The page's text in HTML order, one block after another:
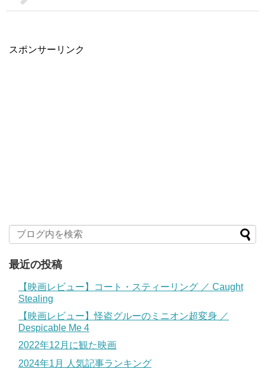
スポンサーリンク
最近の投稿
【映画レビュー】コート・スティーリング ／ Caught
Stealing
【映画レビュー】怪盗グルーのミニオン超変身 ／
Despicable Me 4
2022年12月に観た映画
2024年1月 人気記事ランキング